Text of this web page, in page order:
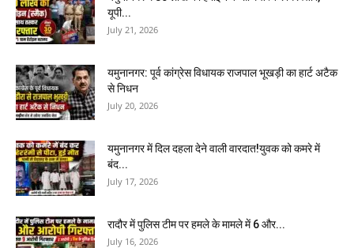
यूपी...
July 21, 2026
यमुनानगर: पूर्व कांग्रेस विधायक राजपाल भूखड़ी का हार्ट अटैक
से निधन
July 20, 2026
यमुनानगर में दिल दहला देने वाली वारदात!युवक को कमरे में
बंद...
July 17, 2026
रादौर में पुलिस टीम पर हमले के मामले में 6 और...
July 16, 2026